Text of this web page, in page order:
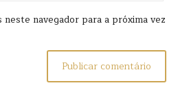
neste navegador para a próxima vez